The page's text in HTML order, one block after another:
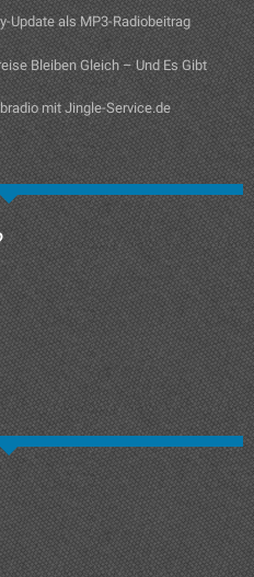
Update als MP3-Radiobeitrag
Bleiben Gleich – Und Es Gibt
mit Jingle-Service.de